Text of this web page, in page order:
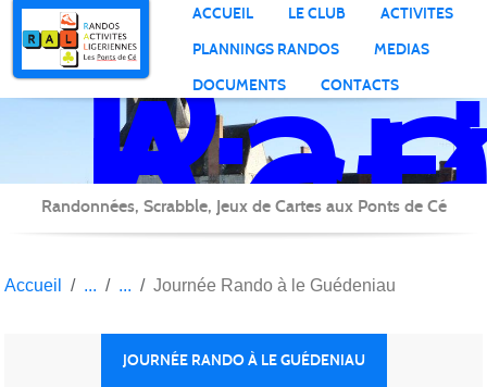
ACCUEIL LE CLUB
ACTIVITES
PLANNINGS RANDOS
MEDIAS
DOCUMENTS
CONTACTS
Randonnées, Scrabble, Jeux de Cartes aux Ponts de Cé
Accueil Journée Rando à le Guédeniau
JOURNÉE RANDO À LE GUÉDENIAU
Panneau de gestion des cookies